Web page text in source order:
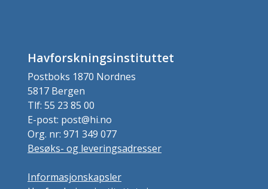
Havforskningsinstituttet
Postboks 1870 Nordnes
5817 Bergen
Tlf: 55 23 85 00
E-post: post@hi.no
Org. nr: 971 349 077
Besøks- og leveringsadresser
Informasjonskapsler